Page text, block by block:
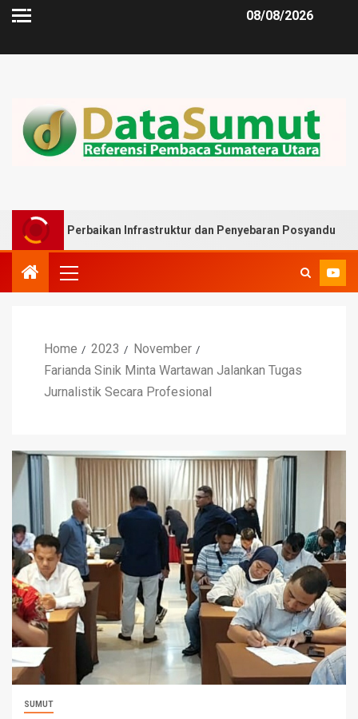
08/08/2026
Infrastruktur dan Penyebaran Posyandu
Home 2023
November
Farianda Sinik Minta Wartawan Jalankan Tugas
Jurnalistik Secara Profesional
SUMUT